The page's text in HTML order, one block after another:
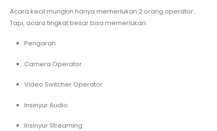
Acara kecil mungkin hanya memerlukan 2 orang operator.
Tapi, acara tingkat besar bisa memerlukan:
Pengarah.
Camera Operator.
Video Switcher Operator.
Insinyur Audio.
Insinyur Streaming.